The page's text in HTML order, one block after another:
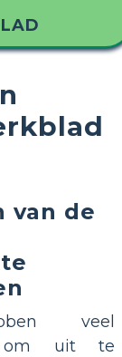
van de
veel
om uit te